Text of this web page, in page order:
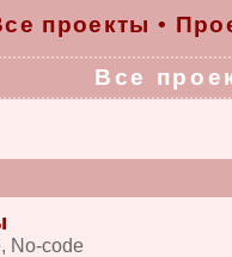
проекты •
Все
No-code